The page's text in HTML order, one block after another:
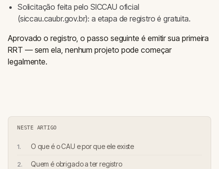
Solicitação feita pelo SICCAU oficial
(siccau.caubr.gov.br): a etapa de registro é gratuita.
Aprovado o registro, o passo seguinte é emitir sua primeira
RRT — sem ela, nenhum projeto pode começar
legalmente.
NESTE ARTIGO
O que é o CAU e por que ele existe
Quem é obrigado a ter registro